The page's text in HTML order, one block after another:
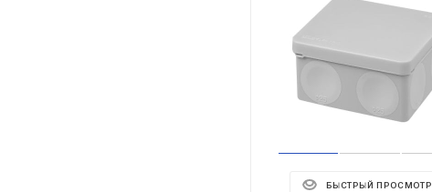
БЫСТРЫЙ ПРОСМОТР